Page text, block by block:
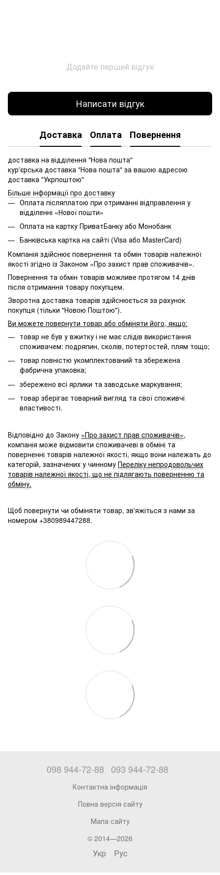
Додайте перший відгук
Написати відгук
Доставка Оплата Повернення
доставка на відділення "Нова пошта"
кур'єрська доставка "Нова пошта" за вашою адресою
доставка "Укрпоштою"
Більше інформації про доставку
Оплата післяплатою при отриманні відправлення у
відділенні «Нової пошти»
Оплата на картку ПриватБанку або Монобанк
Банківська картка на сайті (Visa або MasterCard)
Компанія здійснює повернення та обмін товарів належної
якості згідно із Законом «Про захист прав споживачів».
Повернення та обмін товарів можливе протягом 14 днів
після отримання товару покупцем.
Зворотна доставка товарів здійснюється за рахунок
покупця (тільки "Новою Поштою").
Ви можете повернути товар або обміняти його, якщо:
товар не був у вжитку і не має слідів використання
споживачем: подряпин, сколів, потертостей, плям тощо;
товар повністю укомплектований та збережена
фабрична упаковка;
збережено всі ярлики та заводське маркування;
товар зберігає товарний вигляд та свої споживчі
властивості.
Відповідно до Закону «Про захист прав споживачів»,
компанія може відмовити споживачеві в обміні та
поверненні товарів належної якості, якщо вони належать до
категорій, зазначених у чинному Переліку непродовольчих
товарів належної якості, що не підлягають поверненню та
обміну.
Щоб повернути чи обміняти товар, зв'яжіться з нами за
номером +380989447288.
098 944-72-88 093 944-72-88
Контактна інформація
Повна версія сайту
Мапа сайту
© 2014—2026
Укр Рус